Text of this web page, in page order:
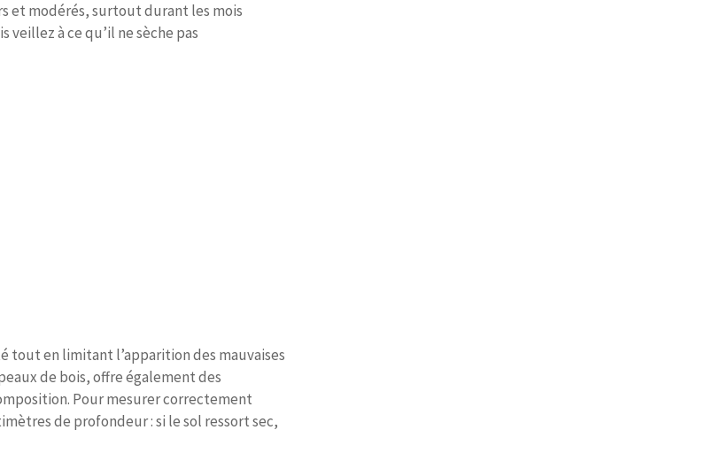
et modérés, surtout durant les mois
veillez à ce qu’il ne sèche pas
tout en limitant l’apparition des mauvaises
de bois, offre également des
Pour mesurer correctement
de profondeur : si le sol ressort sec,